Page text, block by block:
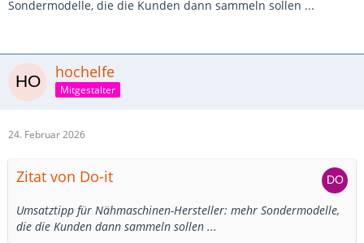
Sondermodelle, die die Kunden dann sammeln sollen ...
hochelfe
Mitgestalter
24. Februar 2026
Zitat von Do-it
Umsatztipp für Nähmaschinen-Hersteller: mehr Sondermodelle,
die die Kunden dann sammeln sollen ...